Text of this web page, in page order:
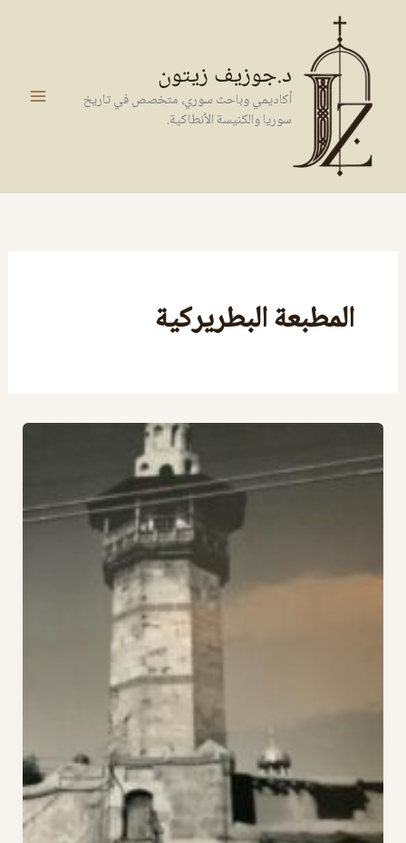
المحتوى
د.جوزيف زيتون
أكاديمي وباحث سوري، متخصص في تاريخ
سوريا والكنيسة الأنطاكية.
المطبعة البطريركية